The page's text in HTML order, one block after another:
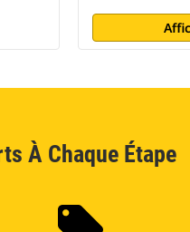
À Chaque Étape